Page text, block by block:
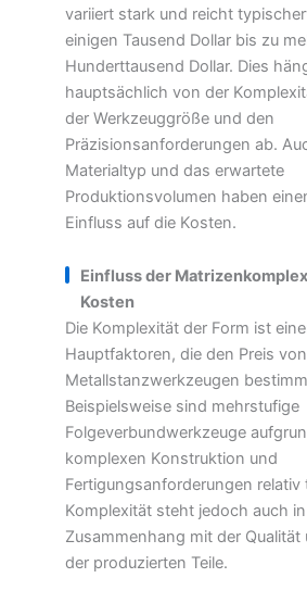
variiert stark und reicht
einigen Tausend Dollar bis zu
Hunderttausend Dollar. Dies
hauptsächlich von der
der Werkzeuggröße und den
Präzisionsanforderungen ab.
Materialtyp und das erwartete
Produktionsvolumen haben
Einfluss auf die Kosten.
Einfluss der
Kosten
Die Komplexität der Form ist
Hauptfaktoren, die den Preis von
Metallstanzwerkzeugen
Beispielsweise sind mehrstufige
Folgeverbundwerkzeuge
komplexen Konstruktion und
Fertigungsanforderungen relativ
Komplexität steht jedoch auch
Zusammenhang mit der
der produzierten Teile.